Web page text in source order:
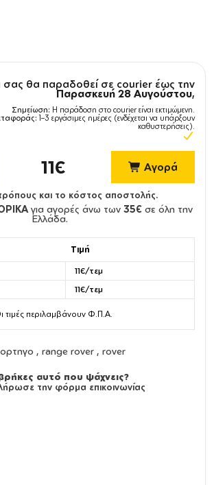
σας θα παραδοθεί σε courier έως την
Παρασκευή 28 Αυγούστου,
Σημείωση: Η παράδοση στο courier είναι εκτιμώμενη.
1–3 εργάσιμες ημέρες (ενδέχεται να υπάρξουν
καθυστερήσεις).
11€ Αγορά
και το κόστος αποστολής.
για αγορές άνω των35€ σε όλη την
Ελλάδα.
Τιμή
11€/τεμ
11€/τεμ
τιμές περιλαμβάνουν Φ.Π.Α.
, range rover , rover
αυτό που ψάχνεις?
την φόρμα επικοινωνίας